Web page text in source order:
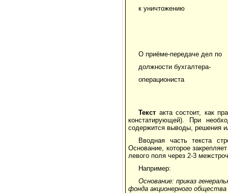
к уничтожению
О приёме-передаче дел по
должности бухгалтера-
операциониста
Текст акта состоит, как
констатирующей). При
содержится выводы, решения
Вводная часть текста
Основание, которое
левого поля через 2-3
Например:
Основание: приказ
фонда акционерного общества